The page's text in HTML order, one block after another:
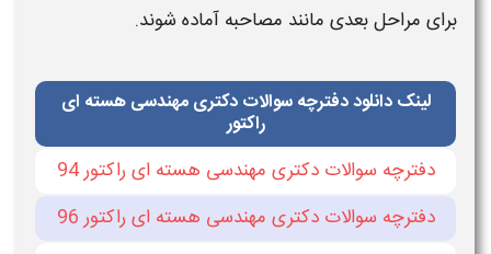
برای مراحل بعدی مانند مصاحبه آماده شوند.
لینک دانلود دفترچه سوالات دکتری مهندسی هسته ای
راکتور
دفترچه سوالات دکتری مهندسی هسته ای راکتور 94
دفترچه سوالات دکتری مهندسی هسته ای راکتور 96